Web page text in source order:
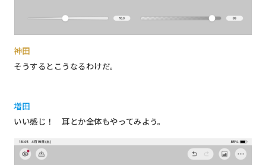
神田
そうするとこうなるわけだ。
増田
いい感じ！ 耳とか全体もやってみよう。